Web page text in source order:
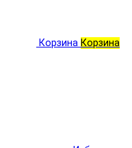
Корзина Корзина